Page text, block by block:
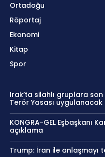
Ortadoğu
Röportaj
Ekonomi
Kitap
Spor
Irak’ta silahlı gruplara
Terör Yasası uygulanacak
KONGRA-GEL Eşbaşkanı
açıklama
Trump: İran ile anlaşmayı